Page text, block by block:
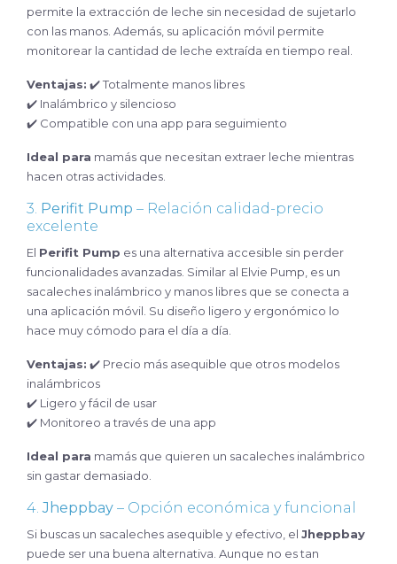
permite la extracción de leche sin necesidad de sujetarlo
con las manos. Además, su aplicación móvil permite
monitorear la cantidad de leche extraída en tiempo real.
Ventajas: ✔️ Totalmente manos libres
✔️ Inalámbrico y silencioso
✔️ Compatible con una app para seguimiento
Ideal para mamás que necesitan extraer leche mientras
hacen otras actividades.
3. Perifit Pump – Relación calidad-precio
excelente
El Perifit Pump es una alternativa accesible sin perder
funcionalidades avanzadas. Similar al Elvie Pump, es un
sacaleches inalámbrico y manos libres que se conecta a
una aplicación móvil. Su diseño ligero y ergonómico lo
hace muy cómodo para el día a día.
Ventajas: ✔️ Precio más asequible que otros modelos
inalámbricos
✔️ Ligero y fácil de usar
✔️ Monitoreo a través de una app
Ideal para mamás que quieren un sacaleches inalámbrico
sin gastar demasiado.
4.Jheppbay – Opción económica y funcional
Si buscas un sacaleches asequible y efectivo, el Jheppbay
puede ser una buena alternativa. Aunque no es tan